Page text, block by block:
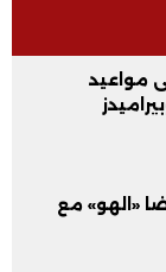
مواعيد
«الهو» مع